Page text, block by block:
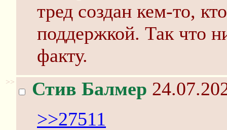
тред создан кем-то,
поддержкой. Так что
факту.
>> Стив Балмер
>>27511